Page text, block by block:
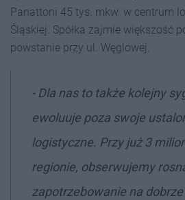
Panattoni 45 tys. mkw. w centrum
Śląskiej. Spółka zajmie większość
powstanie przy ul. Węglowej.
- Dla nas to także kolejny
ewoluuje poza swoje
logistyczne. Przy już 3
regionie, obserwujemy
zapotrzebowanie na dobrze